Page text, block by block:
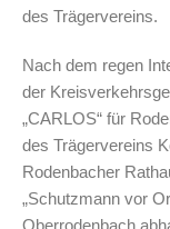
des Trägervereins.
Nach dem regen
der
„CARLOS“ für
des Trägervereins
Rodenbacher
„Schutzmann vor
Oberrodenbach